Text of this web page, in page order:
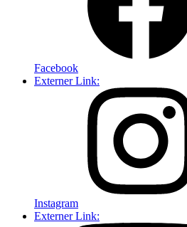
Facebook
Externer Link:
Instagram
Externer Link: